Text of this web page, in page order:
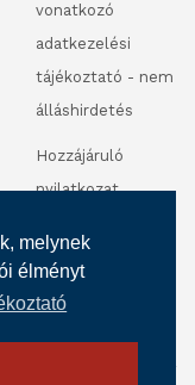
melynek
élményt
vonatkozó
adatkezelési
tájékoztató - nem
álláshirdetés
Hozzájáruló
nyilatkozat
videofelvétel